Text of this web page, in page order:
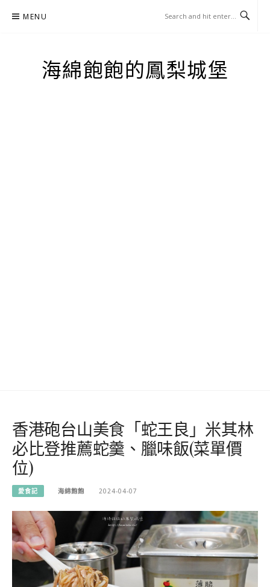
MENU
海綿飽飽的鳳梨城堡
香港砲台山美食「蛇王良」米其林
必比登推薦蛇羹、臘味飯(菜單價
位)
愛食記 海綿飽飽 2024-04-07